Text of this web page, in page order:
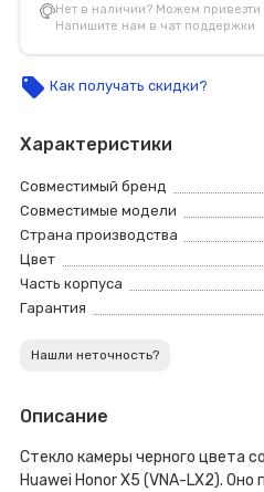
Нет в наличии? Можем
Напишите нам в чат поддержки
local_offer Как получать скидки?
Характеристики
Совместимый бренд
Совместимые модели
Страна производства
Цвет
Часть корпуса
Гарантия
Нашли неточность?
Описание
Стекло камеры черного цвета
Huawei Honor X5 (VNA-LX2). Оно